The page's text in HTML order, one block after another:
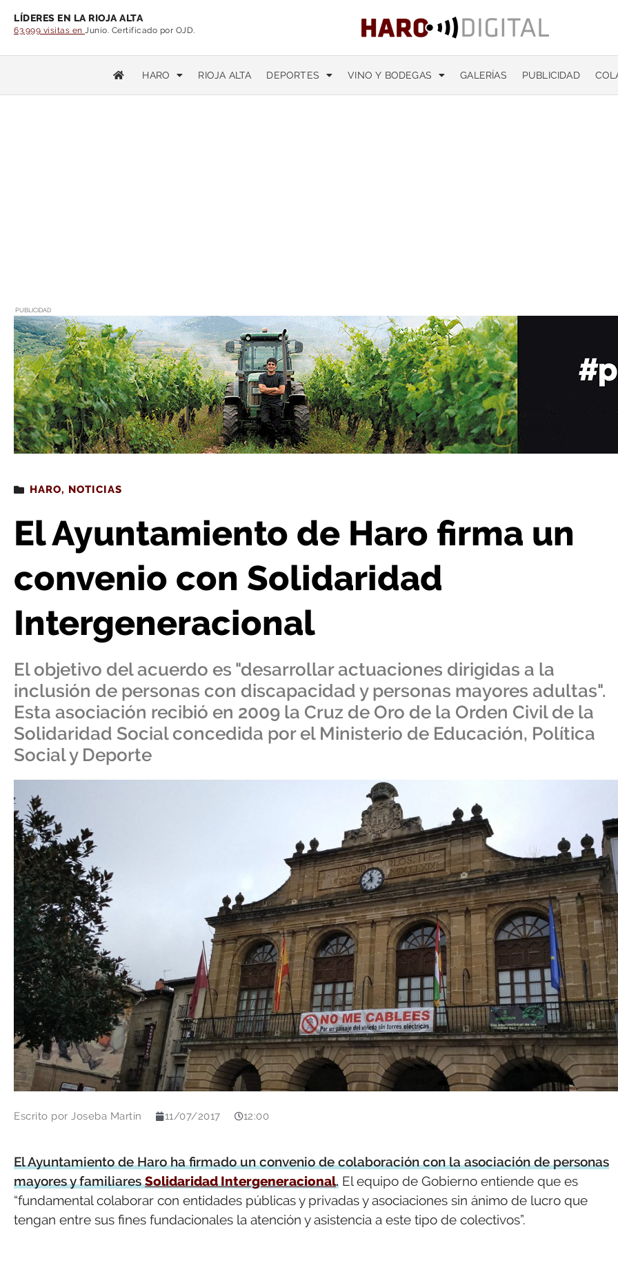
LÍDERES EN LA RIOJA ALTA
63.999 visitas en Junio. Certificado por OJD.
HARO RIOJA ALTA DEPORTES VINO Y BODEGAS GALERÍAS PUBLICIDAD
PUBLICIDAD
Estás leyendo: El Ayuntamiento de Haro firma un convenio con Solidaridad Intergeneracional
HARO, NOTICIAS
El Ayuntamiento de Haro firma un
convenio con Solidaridad
Intergeneracional
El objetivo del acuerdo es "desarrollar actuaciones dirigidas a la
inclusión de personas con discapacidad y personas mayores adultas".
Esta asociación recibió en 2009 la Cruz de Oro de la Orden Civil de la
Solidaridad Social concedida por el Ministerio de Educación, Política
Social y Deporte
Escrito por Joseba Martín 11/07/2017 12:00
El Ayuntamiento de Haro ha firmado un convenio de colaboración con la asociación de personas
mayores y familiaresSolidaridad Intergeneracional. El equipo de Gobierno entiende que es
“fundamental colaborar con entidades públicas y privadas y asociaciones sin ánimo de lucro que
tengan entre sus fines fundacionales la atención y asistencia a este tipo de colectivos”.